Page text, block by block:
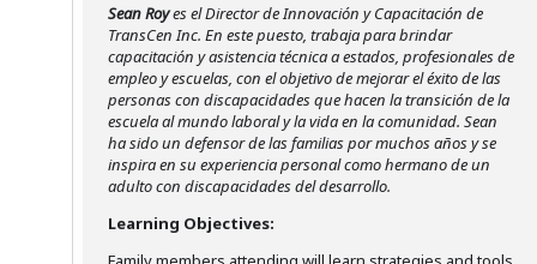
Sean Royes el Director de Innovación y Capacitación de
TransCen Inc. En este puesto, trabaja para brindar
capacitación y asistencia técnica a estados, profesionales de
empleo y escuelas, con el objetivo de mejorar el éxito de las
personas con discapacidades que hacen la transición de la
escuela al mundo laboral y la vida en la comunidad. Sean
ha sido un defensor de las familias por muchos años y se
inspira en su experiencia personal como hermano de un
adulto con discapacidades del desarrollo.
Learning Objectives: